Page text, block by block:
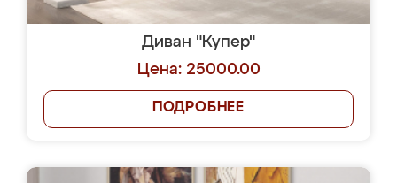
Диван "Купер"
Цена: 25000.00
ПОДРОБНЕЕ